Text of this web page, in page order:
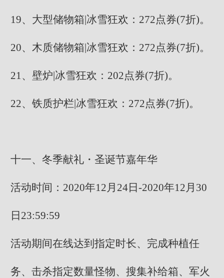
19、大型储物箱|冰雪狂欢：272点券(7折)。
20、木质储物箱|冰雪狂欢：272点券(7折)。
21、壁炉|冰雪狂欢：202点券(7折)。
22、铁质护栏|冰雪狂欢：272点券(7折)。
十一、冬季献礼・圣诞节嘉年华
活动时间：2020年12月24日-2020年12月30
日23:59:59
活动期间在线达到指定时长、完成种植任
务、击杀指定数量怪物、搜集补给箱、军火